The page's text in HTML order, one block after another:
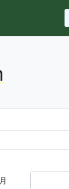
月